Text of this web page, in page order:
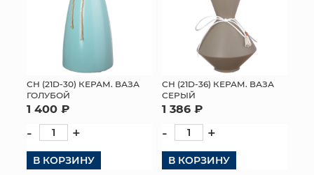
СН (21D-30) КЕРАМ. ВАЗА
ГОЛУБОЙ
1 400 ₽
- +
В КОРЗИНУ
СН (21D-36) КЕРАМ. ВАЗА
СЕРЫЙ
1 386 ₽
- +
В КОРЗИНУ